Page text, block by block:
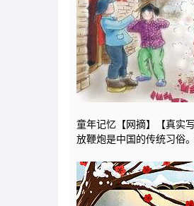
童年记忆【网摘】【真实写
放鞭炮是中国的传统习俗